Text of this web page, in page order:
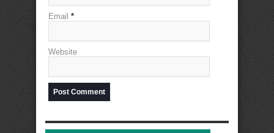
Email *
Website